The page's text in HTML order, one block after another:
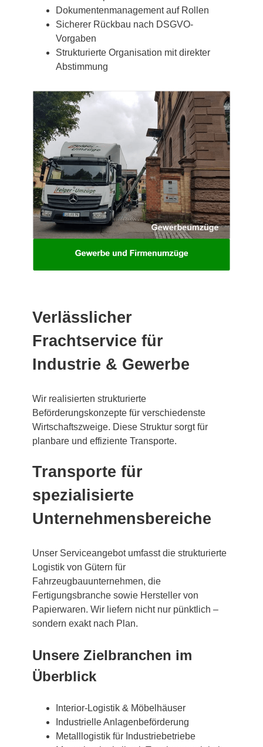
Dokumentenmanagement auf Rollen
Sicherer Rückbau nach DSGVO-
Vorgaben
Strukturierte Organisation mit direkter
Abstimmung
Verlässlicher
Frachtservice für
Industrie & Gewerbe
Wir realisierten strukturierte
Beförderungskonzepte für verschiedenste
Wirtschaftszweige. Diese Struktur sorgt für
planbare und effiziente Transporte.
Transporte für
spezialisierte
Unternehmensbereiche
Unser Serviceangebot umfasst die strukturierte
Logistik von Gütern für
Fahrzeugbauunternehmen, die
Fertigungsbranche sowie Hersteller von
Papierwaren. Wir liefern nicht nur pünktlich –
sondern exakt nach Plan.
Unsere Zielbranchen im
Überblick
Interior-Logistik & Möbelhäuser
Industrielle Anlagenbeförderung
Metalllogistik für Industriebetriebe